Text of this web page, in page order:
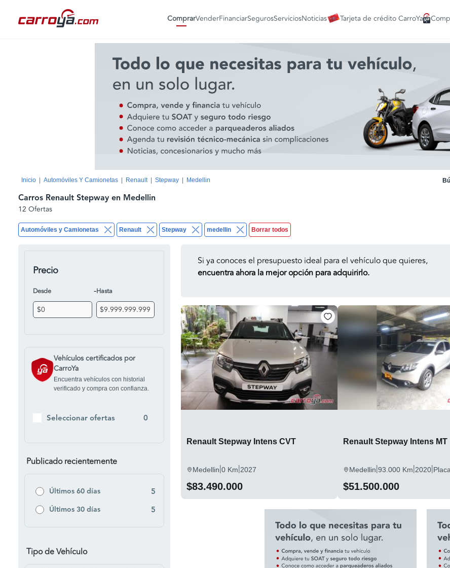
ComprarVenderFinanciarSegurosServiciosNoticias Tarjeta de crédito CarroYa
Inicio Automóviles Y Camionetas Renault Stepway Medellin
Automóviles y Camionetas Renault Stepway medellin Borrar todos
Carros Renault Stepway en Medellin
12 Ofertas
Precio
Desde -Hasta
Vehículos certificados por
CarroYa
Encuentra vehículos con historial
verificado y compra con confianza.
Seleccionar ofertas 0
Publicado recientemente
Últimos 60 días 5
Últimos 30 días 5
Tipo de Vehículo
Si ya conoces el presupuesto ideal para el vehículo que quieres,
encuentra ahora la mejor opción para adquirirlo.
Renault Stepway Intens CVT
Medellin|0 Km|2027
$83.490.000
Renault Stepway Intens MT
Medellin|93.000 Km|2020|
$51.500.000